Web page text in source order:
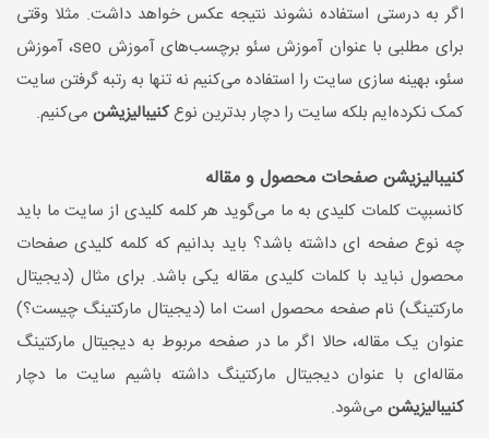
اگر به درستی استفاده نشوند نتیجه عکس خواهد داشت. مثلا وقتی
برای مطلبی با عنوان آموزش سئو برچسب‌های آموزش seo، آموزش
سئو، بهینه سازی سایت را استفاده می‌کنیم نه تنها به رتبه گرفتن سایت
کمک نکرده‌ایم بلکه سایت را دچار بدترین نوعکنیبالیزیشن می‌کنیم.
کنیبالیزیشن صفحات محصول و مقاله
کانسبپت کلمات کلیدی به ما می‌گوید هر کلمه کلیدی از سایت ما باید
چه نوع صفحه ای داشته باشد؟ باید بدانیم که کلمه کلیدی صفحات
محصول نباید با کلمات کلیدی مقاله یکی باشد. برای مثال (دیجیتال
مارکتینگ) نام صفحه محصول است اما (دیجیتال مارکتینگ چیست؟)
عنوان یک مقاله، حالا اگر ما در صفحه مربوط به دیجیتال مارکتینگ
مقاله‌ای با عنوان دیجیتال مارکتینگ داشته باشیم سایت ما دچار
کنیبالیزیشن می‌شود.